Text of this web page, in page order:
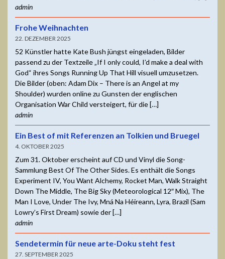
admin
Frohe Weihnachten
22. DEZEMBER 2025
52 Künstler hatte Kate Bush jüngst eingeladen, Bilder
passend zu der Textzeile „If I only could, I’d make a deal with
God“ ihres Songs Running Up That Hill visuell umzusetzen.
Die Bilder (oben: Adam Dix – There is an Angel at my
Shoulder) wurden online zu Gunsten der englischen
Organisation War Child versteigert, für die […]
admin
Ein Best of mit Referenzen an Tolkien und Bruegel
4. OKTOBER 2025
Zum 31. Oktober erscheint auf CD und Vinyl die Song-
Sammlung Best Of The Other Sides. Es enthält die Songs
Experiment IV, You Want Alchemy, Rocket Man, Walk Straight
Down The Middle, The Big Sky (Meteorological 12″ Mix), The
Man I Love, Under The Ivy, Mná Na Héireann, Lyra, Brazil (Sam
Lowry’s First Dream) sowie der […]
admin
Sendetermin für neue arte-Doku steht fest
27. SEPTEMBER 2025